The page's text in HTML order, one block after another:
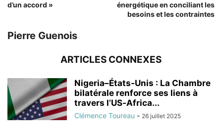
d’un accord »
énergétique en conciliant les
besoins et les contraintes
Pierre Guenois
ARTICLES CONNEXES
Nigeria–États‑Unis : La Chambre
bilatérale renforce ses liens à
travers l’US‑Africa...
Clémence Toureau - 26 juillet 2025